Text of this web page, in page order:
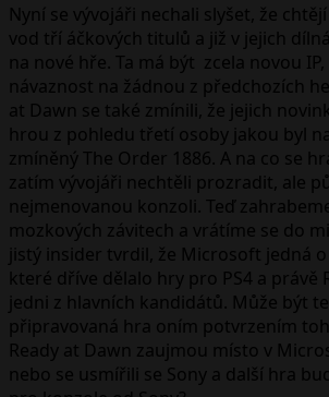
Nyní se vývojáři nechali slyšet, že
vod tří áčkových titulů a již v jejich
na nové hře. Ta má být zcela novou
návaznost na žádnou z předchozích
at Dawn se také zmínili, že jejich
hrou z pohledu třetí osoby jakou byl
zmíněný The Order 1886. A na co se
zatím vývojáři nechtěli prozradit, ale
nejmenovanou konzoli. Teď
mozkových závitech a vrátíme se do
jistý insider tvrdil, že Microsoft jedná
které dříve dělalo hry pro PS4 a právě
jedni z hlavních kandidátů. Může být
připravovaná hra oním potvrzením
Ready at Dawn zaujmou místo v
nebo se usmířili se Sony a další hra